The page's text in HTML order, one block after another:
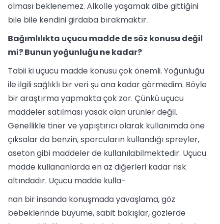
olması beklenemez. Alkolle yaşamak dibe gittiğini
bile bile kendini girdaba bırakmaktır.
Bağımlılıkta uçucu madde de söz konusu değil
mi? Bunun yoğunluğu ne kadar?
Tabii ki uçucu madde konusu çok önemli. Yoğunluğu
ile ilgili sağlıklı bir veri şu ana kadar görmedim. Böyle
bir araştırma yapmakta çok zor. Çünkü uçucu
maddeler satılması yasak olan ürünler değil.
Genellikle tiner ve yapıştırıcı olarak kullanımda öne
çıksalar da benzin, sporcuların kullandığı spreyler,
aseton gibi maddeler de kullanılabilmektedir. Uçucu
madde kullananlarda en az diğerleri kadar risk
altındadır. Uçucu madde kulla-
nan bir insanda konuşmada yavaşlama, göz
bebeklerinde büyüme, sabit bakışlar, gözlerde